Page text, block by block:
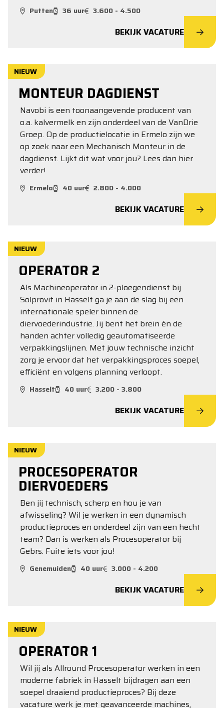
Putten 36 uur 3.600 - 4.500
BEKIJK VACATURE
NIEUW
MONTEUR DAGDIENST
Navobi is een toonaangevende producent van
o.a. kalvermelk en zijn onderdeel van de VanDrie
Groep. Op de productielocatie in Ermelo zijn we
op zoek naar een Mechanisch Monteur in de
dagdienst. Lijkt dit wat voor jou? Lees dan hier
verder!
Ermelo 40 uur 2.800 - 4.000
BEKIJK VACATURE
NIEUW
OPERATOR 2
Als Machineoperator in 2-ploegendienst bij
Solprovit in Hasselt ga je aan de slag bij een
internationale speler binnen de
diervoederindustrie. Jij bent het brein én de
handen achter volledig geautomatiseerde
verpakkingslijnen. Met jouw technische inzicht
zorg je ervoor dat het verpakkingsproces soepel,
efficiënt en volgens planning verloopt.
Hasselt 40 uur 3.200 - 3.800
BEKIJK VACATURE
NIEUW
PROCESOPERATOR
DIERVOEDERS
Ben jij technisch, scherp en hou je van
afwisseling? Wil je werken in een dynamisch
productieproces en onderdeel zijn van een hecht
team? Dan is werken als Procesoperator bij
Gebrs. Fuite iets voor jou!
Genemuiden 40 uur 3.000 - 4.200
BEKIJK VACATURE
NIEUW
OPERATOR 1
Wil jij als Allround Procesoperator werken in een
moderne fabriek in Hasselt bijdragen aan een
soepel draaiend productieproces? Bij deze
vacature werk je met geavanceerde machines,